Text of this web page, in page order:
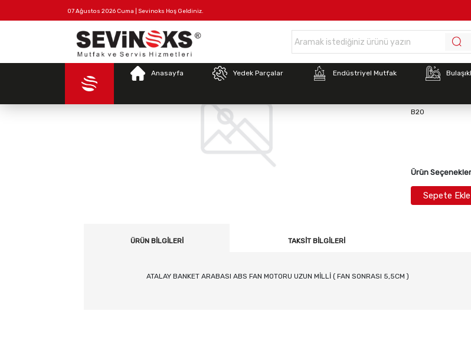
07 Ağustos 2026 Cuma | Sevinoks Hoş Geldiniz.
Tüm
Hakkımızdaİletişim
Anasayfa
Yedek Parçalar Endüstriyel Mutfak
Stok Kodu:
ATALAY
B20
Ürün
Sepete Ekle
ÜRÜN BILGILERI TAKSIT BILGILERI
ATALAY BANKET ARABASI ABS FAN MOTORU UZUN MİLLİ ( FAN SONRASI 5,5CM )